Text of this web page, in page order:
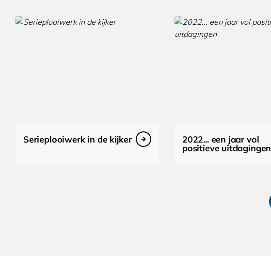
Serieplooiwerk in de kijker 2022... een jaar vol
positieve uitdagingen